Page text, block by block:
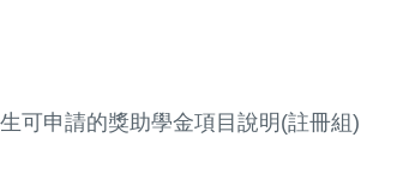
可申請的獎助學金項目說明(註冊組)